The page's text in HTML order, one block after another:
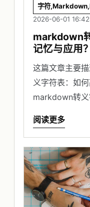
字符
2026-06-01
markdown
记忆与应用？
这篇文章主要
义字符表：如
markdown转
阅读更多